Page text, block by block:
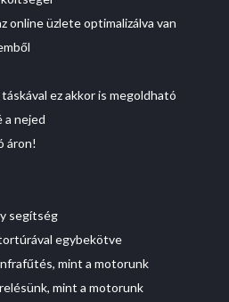
online üzlete optimalizálva van
ez akkor is megoldható
a nejed
áron!
segítség
egybekötve
mint a motorunk
mint a motorunk